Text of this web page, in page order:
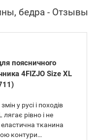
бедра - Отзывы
поясничного
4FIZJO Size XL
у русі і походів
рівно і не
тканина
контури